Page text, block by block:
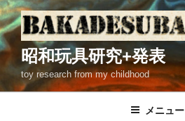
コ
ン
テ
ン
ツ
へ
昭和玩具研究+発表
toy research from my childhood
メニュー